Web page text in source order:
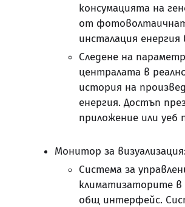
консумацията на
от
инсталация енергия
Следене на
централата в
история на
енергия. Достъп
приложение или уеб
Монитор за визуализация:
Система за
климатизаторите в
общ интерфейс.